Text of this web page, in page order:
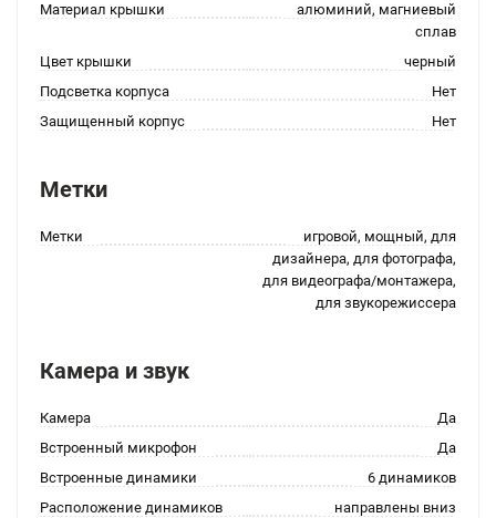
Материал крышки
алюминий, магниевый
сплав
Цвет крышки
черный
Подсветка корпуса
Нет
Защищенный корпус
Нет
Метки
Метки
игровой, мощный, для
дизайнера, для фотографа,
для видеографа/монтажера,
для звукорежиссера
Камера и звук
Камера
Да
Встроенный микрофон
Да
Встроенные динамики
6 динамиков
Расположение динамиков
направлены вниз